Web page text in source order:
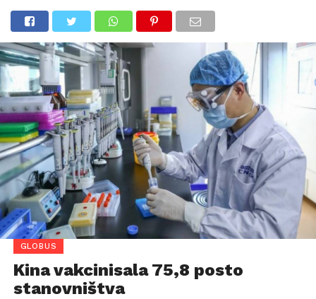
GLOBUS
Kina vakcinisala 75,8 posto
stanovništva